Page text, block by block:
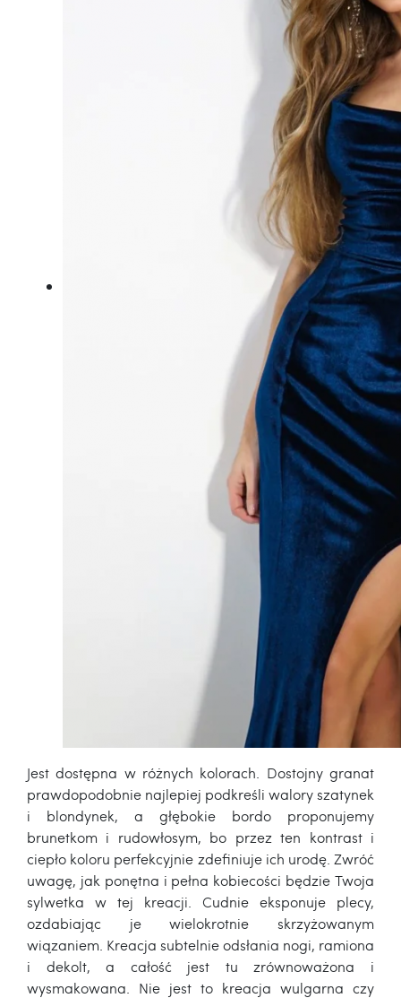
Jest dostępna w różnych kolorach. Dostojny granat
prawdopodobnie najlepiej podkreśli walory szatynek
i blondynek, a głębokie bordo proponujemy
brunetkom i rudowłosym, bo przez ten kontrast i
ciepło koloru perfekcyjnie zdefiniuje ich urodę. Zwróć
uwagę, jak ponętna i pełna kobiecości będzie Twoja
sylwetka w tej kreacji. Cudnie eksponuje plecy,
ozdabiając je wielokrotnie skrzyżowanym
wiązaniem. Kreacja subtelnie odsłania nogi, ramiona
i dekolt, a całość jest tu zrównoważona i
wysmakowana. Nie jest to kreacja wulgarna czy